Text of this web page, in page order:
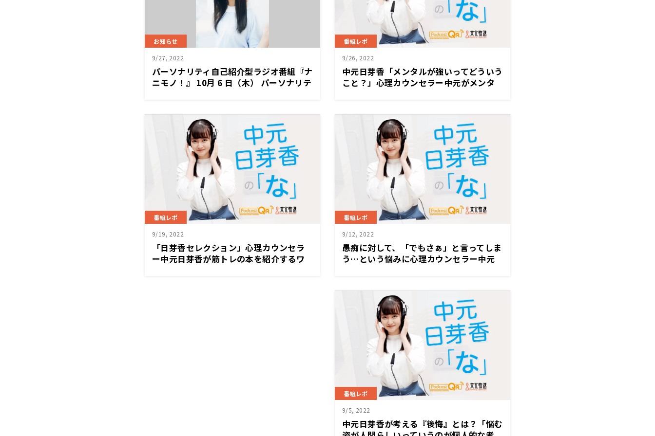
お知らせ
9/27, 2022
パーソナリティ自己紹介型ラジオ番組『ナ
ニモノ！』 10月 6 日（木） パーソナリテ
組『中元日芽香の「な」』人気コーナー
番組レポ
9/26, 2022
中元日芽香「メンタルが強いってどういう
こと？」心理カウンセラー中元がメンタ
番組レポ
9/19, 2022
「日芽香セレクション」心理カウンセラ
ー中元日芽香が筋トレの本を紹介するワ
番組レポ
9/12, 2022
愚痴に対して、「でもさぁ」と言ってしま
う…という悩みに心理カウンセラー中元
番組レポ
9/5, 2022
中元日芽香が考える『後悔』とは？「悩む